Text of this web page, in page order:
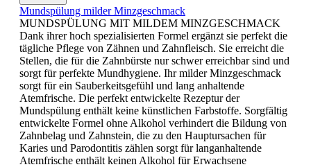
Mundspülung milder Minzgeschmack
MUNDSPÜLUNG MIT MILDEM MINZGESCHMACK
Dank ihrer hoch spezialisierten Formel ergänzt sie perfekt die
tägliche Pflege von Zähnen und Zahnfleisch. Sie erreicht die
Stellen, die für die Zahnbürste nur schwer erreichbar sind und
sorgt für perfekte Mundhygiene. Ihr milder Minzgeschmack
sorgt für ein Sauberkeitsgefühl und lang anhaltende
Atemfrische. Die perfekt entwickelte Rezeptur der
Mundspülung enthält keine künstlichen Farbstoffe. Sorgfältig
entwickelte Formel ohne Alkohol verhindert die Bildung von
Zahnbelag und Zahnstein, die zu den Hauptursachen für
Karies und Parodontitis zählen sorgt für langanhaltende
Atemfrische enthält keinen Alkohol für Erwachsene